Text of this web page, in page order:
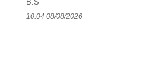
B.S
10:04 08/08/2026